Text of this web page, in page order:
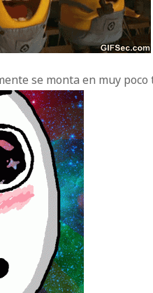
se monta en muy poco